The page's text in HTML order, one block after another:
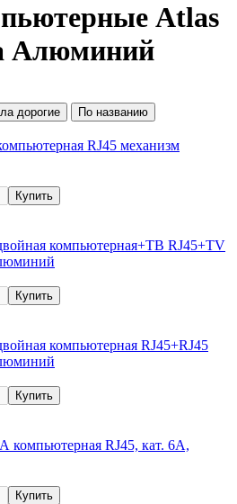
Atlas
Алюминий
RJ45 механизм
компьютерная+ТВ RJ45+TV
компьютерная RJ45+RJ45
RJ45, кат. 6A,